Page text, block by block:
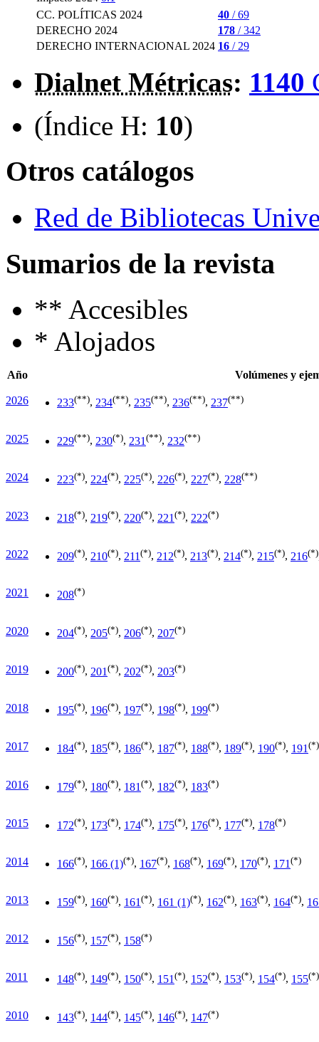
CC. POLÍTICAS 2024
40 / 69
DERECHO 2024
178 / 342
DERECHO INTERNACIONAL 2024 16 / 29
Dialnet Métricas: 1140
(Índice H: 10)
Otros catálogos
Red de Bibliotecas
Sumarios de la revista
** Accesibles
* Alojados
Año Volúmenes y
2026 233(**), 234(**), 235(**), 236(**), 237(**)
2025 229(**), 230(*), 231 (**), 232(**)
2024 223(*), 224(*), 225(*), 226(*), 227(*), 228(**)
2023 218(*), 219(*), 220(*), 221 (*), 222(*)
2022 209(*), 210(*), 211 (*), 212(*), 213(*), 214(*), 215(*), 216(*)
2021 208(*)
2020 204(*), 205(*), 206(*), 207(*)
2019 200(*), 201 (*), 202(*), 203(*)
2018 195(*), 196(*), 197(*), 198(*), 199(*)
2017 184(*), 185(*), 186(*), 187(*), 188(*), 189(*), 190(*), 191 (*)
2016 179(*), 180(*), 181 (*), 182(*), 183(*)
2015 172(*), 173(*), 174(*), 175(*), 176(*), 177(*), 178(*)
2014 166(*), 166 (1)(*), 167(*), 168(*), 169(*), 170(*), 171 (*)
2013 159(*), 160(*), 161 (*), 161 (1)(*), 162(*), 163(*), 164(*),
2012 156(*), 157(*), 158(*)
2011 148(*), 149(*), 150(*), 151 (*), 152(*), 153(*), 154(*), 155(*)
2010 143(*), 144(*), 145(*), 146(*), 147(*)